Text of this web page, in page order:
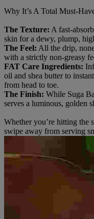
Why It’s A Total Must-
The Texture: A fast-
skin for a dewy, plump,
The Feel: All the drip,
with a strictly non-greasy
FAT Care Ingredients:
oil and shea butter to
from head to toe.
The Finish: While Suga
serves a luminous, golden
Whether you’re hitting the
swipe away from serving